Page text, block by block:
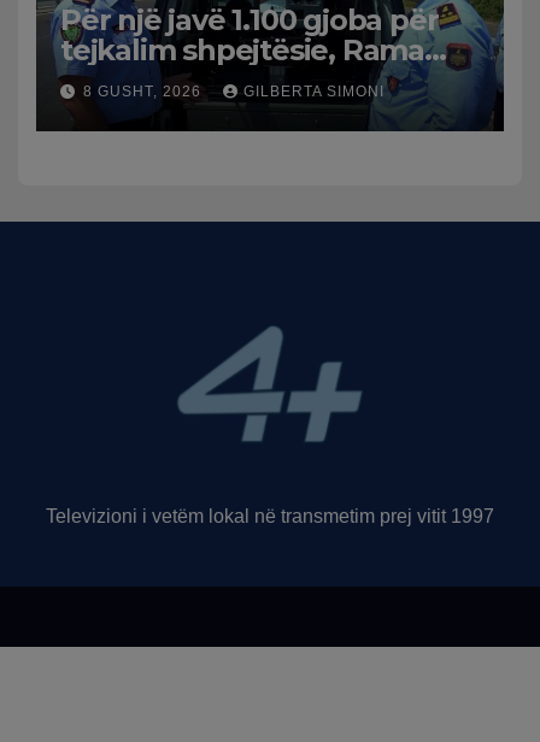
Për një javë 1.100 gjoba për
tejkalim shpejtësie, Rama
publikon videon: Kamerat e
trafikut së shpejti në
funksion
8 GUSHT, 2026 GILBERTA SIMONI
Televizioni i vetëm lokal në transmetim prej vitit 1997